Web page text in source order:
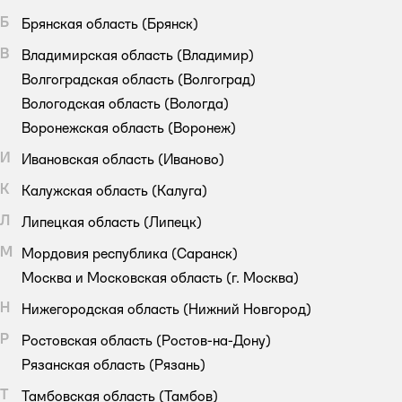
Б Брянская область (Брянск)
В
Владимирская область (Владимир)
Волгоградская область (Волгоград)
Вологодская область (Вологда)
Воронежская область (Воронеж)
И
Ивановская область (Иваново)
К
Калужская область (Калуга)
Л
Липецкая область (Липецк)
М
Мордовия республика (Саранск)
Москва и Московская область (г. Москва)
Н
Нижегородская область (Нижний Новгород)
Р
Ростовская область (Ростов-на-Дону)
Рязанская область (Рязань)
Т
Тамбовская область (Тамбов)